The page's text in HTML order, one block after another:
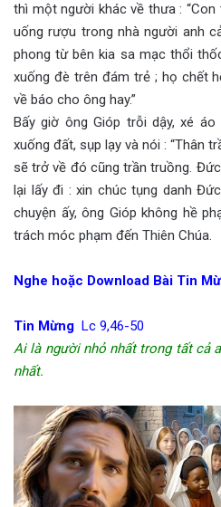
thì một người khác về thưa :
uống rượu trong nhà người anh
phong từ bên kia sa mạc thổi
xuống đè trên đám trẻ ; họ chết
về báo cho ông hay.”
Bấy giờ ông Gióp trỗi dậy, xé
xuống đất, sụp lạy và nói : “Thân
sẽ trở về đó cũng trần truồng.
lại lấy đi : xin chúc tụng danh
chuyện ấy, ông Gióp không hề
trách móc phạm đến Thiên Chúa.
Nghe hoặc Download Bài Tin
Tin Mừng Lc 9,46-50
Ai là người nhỏ nhất trong tất cả
nhất.